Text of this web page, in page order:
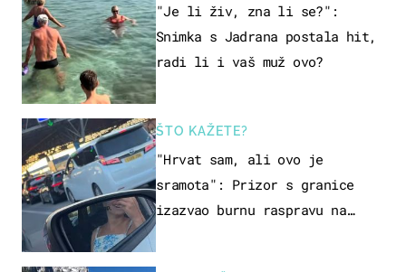
"Je li živ, zna li se?":
Snimka s Jadrana postala hit,
radi li i vaš muž ovo?
ŠTO KAŽETE?
"Hrvat sam, ali ovo je
sramota": Prizor s granice
izazvao burnu raspravu na